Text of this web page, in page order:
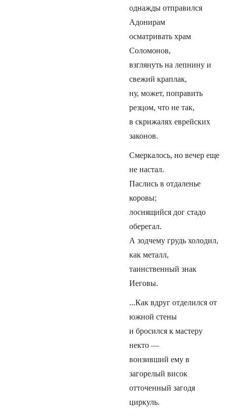
однажды отправился
Адонирам
осматривать храм
Соломонов,
взглянуть на лепнину и
свежий краплак,
ну, может, поправить
резцом, что не так,
в скрижалях еврейских
законов.
Смеркалось, но вечер еще
не настал.
Паслись в отдаленье
коровы;
лоснящийся дог стадо
оберегал.
А зодчему грудь холодил,
как металл,
таинственный знак
Иеговы.
...Как вдруг отделился от
южной стены
и бросился к мастеру
некто —
вонзивший ему в
загорелый висок
отточенный загодя
циркуль.